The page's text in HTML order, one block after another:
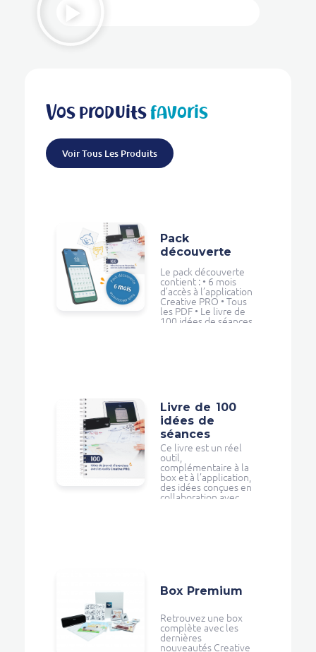
Vos produitsfavoris
Voir Tous Les Produits
Pack
découverte
Le pack découverte
contient : • 6 mois
d’accès à l’application
Creative PRO • Tous
les PDF • Le livre de
100 idées de séances
Livre de 100
idées de
séances
Ce livre est un réel
outil,
complémentaire à la
box et à l’application,
des idées conçues en
collaboration avec
Box Premium
Retrouvez une box
complète avec les
dernières
nouveautés Creative